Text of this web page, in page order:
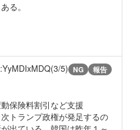
る。
5) NG 報告
保険料割引など支援
トランプ政権が発足するの